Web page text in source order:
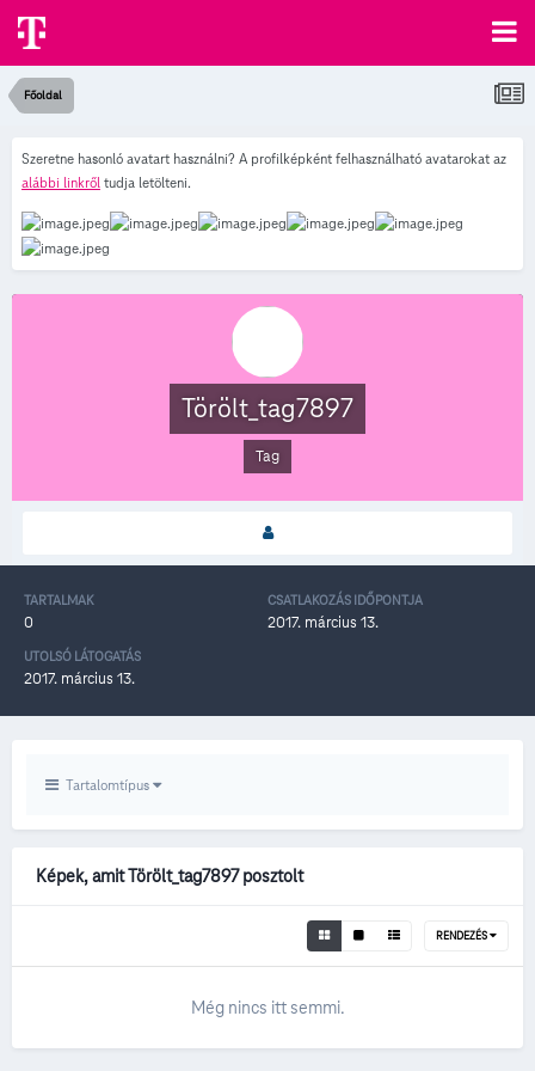
Főoldal
Szeretne hasonló avatart használni? A profilképként felhasználható avatarokat az
alábbi linkről tudja letölteni.
Törölt_tag7897
Tag
TARTALMAK
0
CSATLAKOZÁS IDŐPONTJA
2017. március 13.
UTOLSÓ LÁTOGATÁS
2017. március 13.
Tartalomtípus
Képek, amit Törölt_tag7897 posztolt
RENDEZÉS
Még nincs itt semmi.